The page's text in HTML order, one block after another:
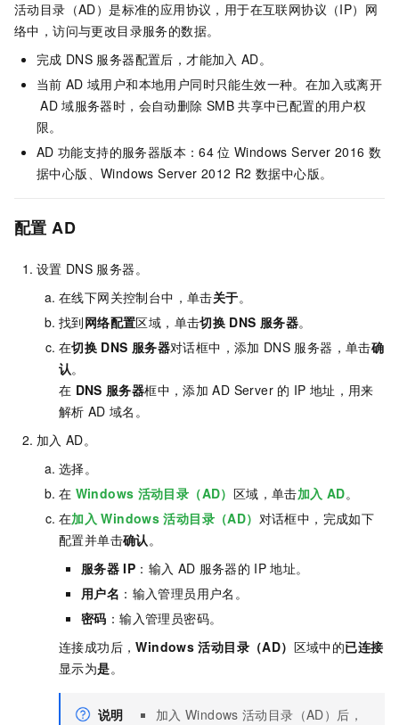
活动目录（AD）是标准的应用协议，用于在互联网协议（IP）网
络中，访问与更改目录服务的数据。
完成 DNS 服务器配置后，才能加入 AD。
当前 AD 域用户和本地用户同时只能生效一种。在加入或离开
AD 域服务器时，会自动删除 SMB 共享中已配置的用户权
限。
AD 功能支持的服务器版本：64 位 Windows Server 2016 数
据中心版、Windows Server 2012 R2 数据中心版。
配置 AD
设置 DNS 服务器。
在线下网关控制台中，单击关于。
找到网络配置区域，单击切换 DNS 服务器。
在切换 DNS 服务器对话框中，添加 DNS 服务器，单击确
认。
在 DNS 服务器框中，添加 AD Server 的 IP 地址，用来
解析 AD 域名。
加入 AD。
选择。
在 Windows 活动目录（AD） 区域，单击加入 AD。
在加入 Windows 活动目录（AD） 对话框中，完成如下
配置并单击确认 。
服务器 IP ：输入 AD 服务器的 IP 地址。
用户名 ：输入管理员用户名。
密码 ：输入管理员密码。
连接成功后，Windows 活动目录（AD） 区域中的已连接
显示为是。
说明 加入 Windows 活动目录（AD）后，